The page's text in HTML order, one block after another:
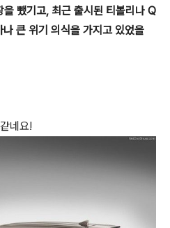
뺐기고, 최근 출시된 티볼리나 Q
큰 위기 의식을 가지고 있었을
네요!